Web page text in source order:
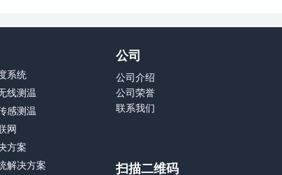
系统
线测温
感测温
网
方案
解决方案
公司
公司介绍
公司荣誉
联系我们
扫描二维码